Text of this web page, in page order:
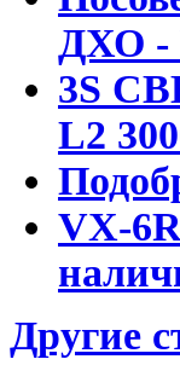
ДХО -
3S
L2
VX-
Другие